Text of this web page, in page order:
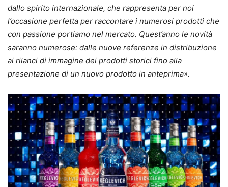
dallo spirito internazionale, che rappresenta per noi
l’occasione perfetta per raccontare i numerosi prodotti che
con passione portiamo nel mercato. Quest’anno le novità
saranno numerose: dalle nuove referenze in distribuzione
ai rilanci di immagine dei prodotti storici fino alla
presentazione di un nuovo prodotto in anteprima».